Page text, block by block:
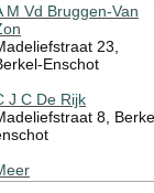
M Vd Bruggen-Van
23,
Enschot
J C De Rijk
8,